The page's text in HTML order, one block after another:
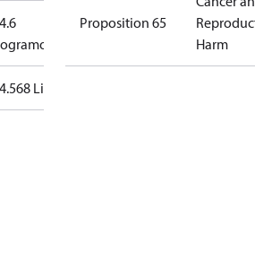
Litro
Proposition 65
Harm